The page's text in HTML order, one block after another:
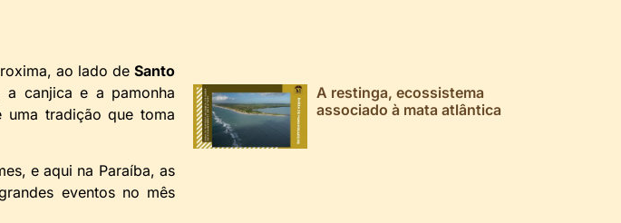
ao lado de Santo
canjica e a pamonha
uma tradição que toma
e aqui na Paraíba, as
eventos no mês
A restinga, ecossistema
associado à mata atlântica